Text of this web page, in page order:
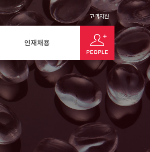
고객지원
인재채용